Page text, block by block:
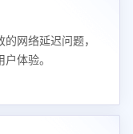
网络延迟问题，
体验。